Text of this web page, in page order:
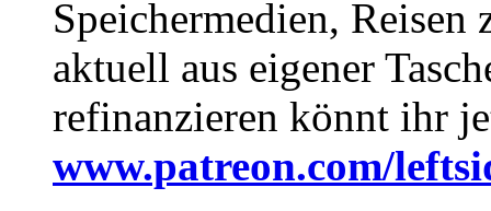
Speichermedien, Reisen
aktuell aus eigener
refinanzieren könnt ihr
www.patreon.com/